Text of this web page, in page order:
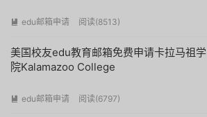
 edu邮箱申请 阅读(8513)
美国校友edu教育邮箱免费申请卡拉马祖学
院Kalamazoo College
 edu邮箱申请 阅读(6797)